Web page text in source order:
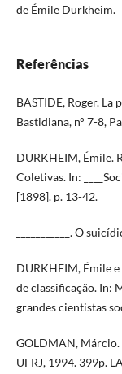
de Émile Durkheim.
Referências
BASTIDE, Roger. La
Bastidiana, n° 7-8,
DURKHEIM, Émile.
Coletivas. In:
[1898]. p. 13-42.
___________. O
DURKHEIM, Émile
de classificação. In:
grandes cientistas
GOLDMAN, Márcio.
UFRJ, 1994. 399p.